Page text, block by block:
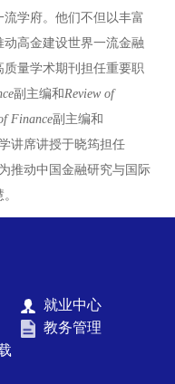
学府。他们不但以丰富
高金建设世界一流金融
量学术期刊担任重要职
副主编和Review of
Finance副主编和
讲席讲授于晓筠担任
推动中国金融研究与国际
就业中心
教务管理